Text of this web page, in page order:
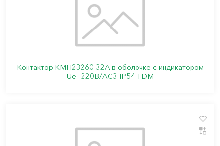
Контактор КМН23260 32А в оболочке с индикатором
Ue=220В/АС3 IP54 TDM